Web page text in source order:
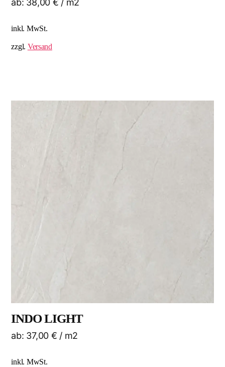
ab: 38,00 € / m2
inkl. MwSt.
zzgl. Versand
INDO LIGHT
ab: 37,00 € / m2
inkl. MwSt.